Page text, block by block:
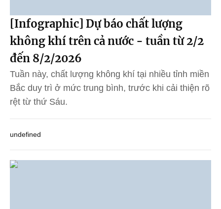
[Infographic] Dự báo chất lượng
không khí trên cả nước - tuần từ 2/2
đến 8/2/2026
Tuần này, chất lượng không khí tại nhiều tỉnh miền
Bắc duy trì ở mức trung bình, trước khi cải thiện rõ
rệt từ thứ Sáu.
undefined